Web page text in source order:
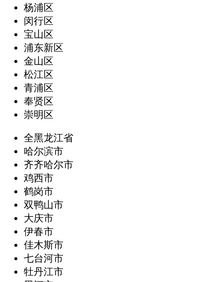
杨浦区
闵行区
宝山区
浦东新区
金山区
松江区
青浦区
奉贤区
崇明区
全黑龙江省
哈尔滨市
齐齐哈尔市
鸡西市
鹤岗市
双鸭山市
大庆市
伊春市
佳木斯市
七台河市
牡丹江市